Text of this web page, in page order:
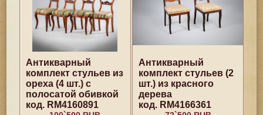
Антикварный
комплект стульев из
ореха (4 шт.) с
полосатой обивкой
код. RM4160891
Антикварный
комплект стульев (2
шт.) из красного
дерева
код. RM4166361